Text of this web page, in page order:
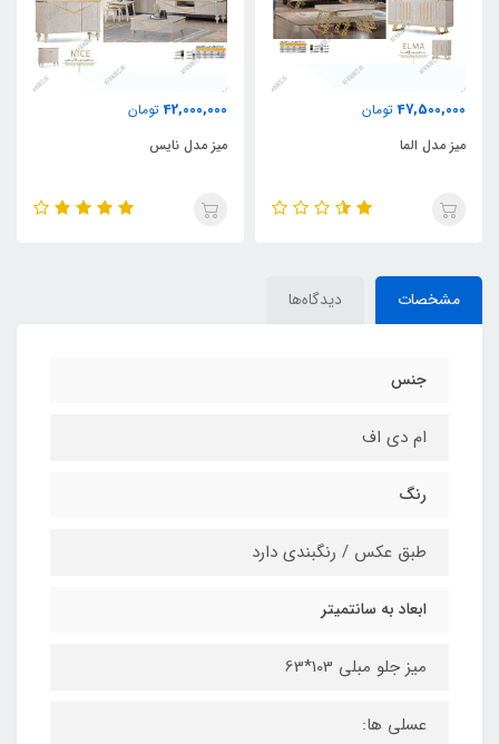
47,500,000 تومان
میز مدل الما
42,000,000 تومان
میز مدل نایس
مشخصات دیدگاه‌ها
جنس
ام دی اف
رنگ
طبق عکس / رنگبندی دارد
ابعاد به سانتمیتر
میز جلو مبلی 103*63
عسلی ها: